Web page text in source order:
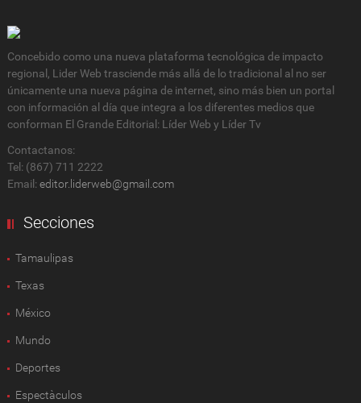
Concebido como una nueva plataforma tecnológica de impacto
regional, Lider Web trasciende más allá de lo tradicional al no ser
únicamente una nueva página de internet, sino más bien un portal
con información al día que integra a los diferentes medios que
conforman El Grande Editorial: Líder Web y Líder Tv
Contactanos:
Tel: (867) 711 2222
Email: editor.liderweb@gmail.com
Secciones
Tamaulipas
Texas
México
Mundo
Deportes
Espectàculos